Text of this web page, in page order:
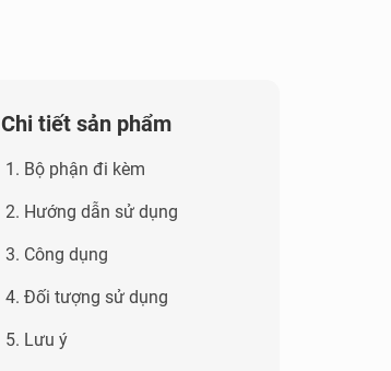
Chi tiết sản phẩm
1. Bộ phận đi kèm
2. Hướng dẫn sử dụng
3. Công dụng
4. Đối tượng sử dụng
5. Lưu ý